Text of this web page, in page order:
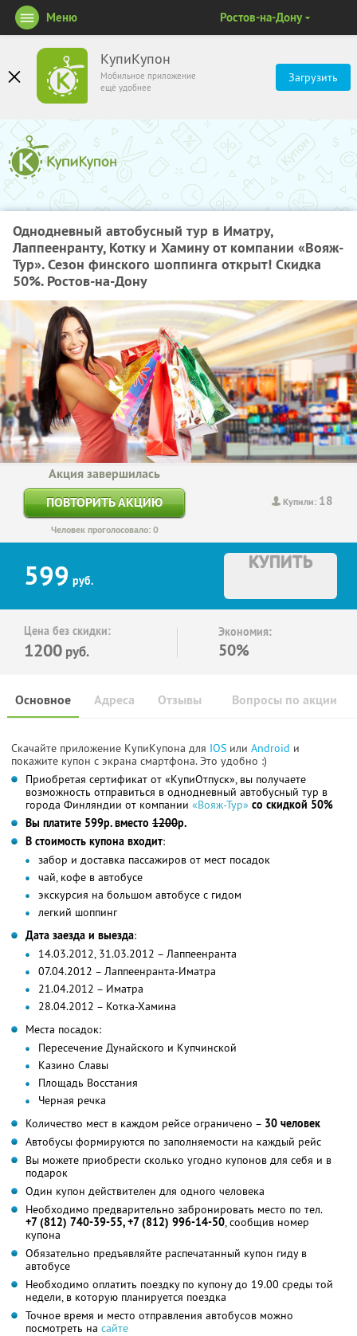
КупиКупон
Мобильное приложение
ещё удобнее
Загрузить
Меню Ростов-на-Дону
Однодневный автобусный тур в Иматру,
Лаппеенранту, Котку и Хамину от компании «Вояж-
Тур». Сезон финского шоппинга открыт! Скидка
50%. Ростов-на-Дону
Купили: 18
Акция завершилась
ПОВТОРИТЬ АКЦИЮ
Человек проголосовало: 0
599 руб.
КУПИТЬ
Цена без скидки:
1200 руб.
Экономия:
50%
Основное Отзывы Вопросы по акции
Адреса
Скачайте приложение КупиКупона для IOS или Android и
покажите купон с экрана смартфона. Это удобно :)
Приобретая сертификат от «КупиОтпуск», вы получаете
возможность отправиться в однодневный автобусный тур в
города Финляндии от компании «Вояж-Тур» со скидкой 50%
Вы платите 599р. вместо 1200р.
В стоимость купона входит:
забор и доставка пассажиров от мест посадок
чай, кофе в автобусе
экскурсия на большом автобусе с гидом
легкий шоппинг
Дата заезда и выезда:
14.03.2012, 31.03.2012 – Лаппеенранта
07.04.2012 – Лаппеенранта-Иматра
21.04.2012 – Иматра
28.04.2012 – Котка-Хамина
Места посадок:
Пересечение Дунайского и Купчинской
Казино Славы
Площадь Восстания
Черная речка
Количество мест в каждом рейсе ограничено – 30 человек
Автобусы формируются по заполняемости на каждый рейс
Вы можете приобрести сколько угодно купонов для себя и в
подарок
Один купон действителен для одного человека
Необходимо предварительно забронировать место по тел.
+7 (812) 740-39-55, +7 (812) 996-14-50, сообщив номер
купона
Обязательно предъявляйте распечатанный купон гиду в
автобусе
Необходимо оплатить поездку по купону до 19.00 среды той
недели, в которую планируется поездка
Точное время и место отправления автобусов можно
посмотреть на сайте